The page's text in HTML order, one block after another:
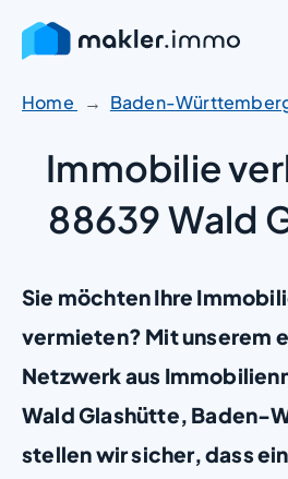
Zum
Inhalt
springen
Home Baden-
Immobilie
88639 Wald
Sie möchten Ihre
vermieten? Mit unserem
Netzwerk aus
Wald Glashütte, Baden-
stellen wir sicher, dass